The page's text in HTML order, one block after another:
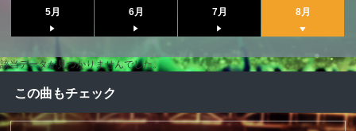
5月 6月 7月 8月
該当データが見つかりませんでした。
この曲もチェック